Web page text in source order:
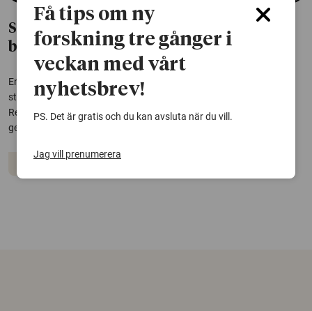
Stjärnstoft ändrar bilden av hur livets
byggstenar sprids
En studie som tittat närmare på jättestjärnan R Doradus visar att
stoftkornen runt stjärnan är för små för att driva kraftfulla vindar.
Resultatet utmanar bilden av hur livsnödvändiga atomer sprids
genom vår galax.
Få tips om ny
forskning tre gånger i
veckan med vårt
nyhetsbrev!
PS. Det är gratis och du kan avsluta när du vill.
Jag vill prenumerera